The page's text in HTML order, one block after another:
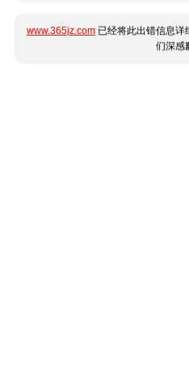
www.365jz.com 已经将此出错信息详
们深感